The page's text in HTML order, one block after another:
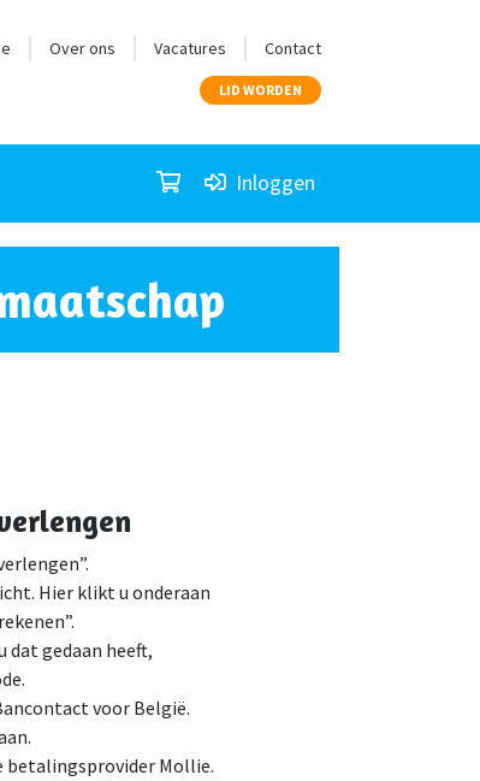
Over ons Vacatures Contact
LID WORDEN
Inloggen
Hier klikt u onderaan
dat gedaan heeft,
voor België.
betalingsprovider Mollie.